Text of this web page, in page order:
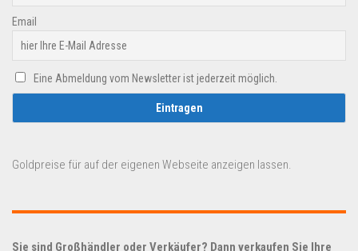
Email
Eine Abmeldung vom Newsletter ist jederzeit möglich.
Goldpreise für auf der eigenen Webseite anzeigen lassen.
Sie sind Großhändler oder Verkäufer? Dann verkaufen Sie Ihre